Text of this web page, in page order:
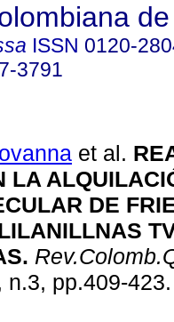
ISSN 0120-
3791
et al.
LA
DE
.
n.3, pp.409-